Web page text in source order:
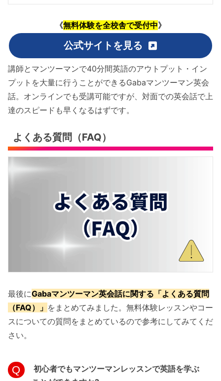
《無料体験を全校舎で受付中》
公式サイトを見る
講師とマンツーマンで40分間英語のアウトプット・イン
プットを大量に行うことができるGabaマンツーマン英会
話。オンラインでも受講可能ですが、対面での英会話で上
達のスピードも早くなるはずです。
よくある質問（FAQ）
最後にGabaマンツーマン英会話に関する「よくある質問
（FAQ）」 をまとめてみました。無料体験レッスンやコー
スについての質問をまとめているので参考にしてみてくだ
さい。
初心者でもマンツーマンレッスンで英語を学ぶ